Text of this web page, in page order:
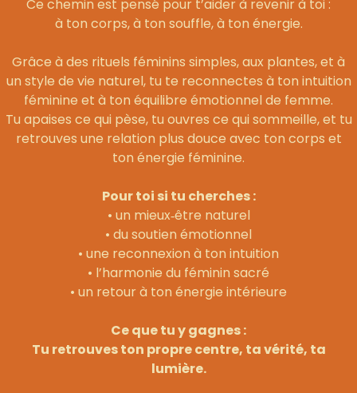
Ce chemin est pensé pour t’aider à revenir à toi :
à ton corps, à ton souffle, à ton énergie.
Grâce à des rituels féminins simples, aux plantes, et à
un style de vie naturel, tu te reconnectes à ton intuition
féminine et à ton équilibre émotionnel de femme.
Tu apaises ce qui pèse, tu ouvres ce qui sommeille, et tu
retrouves une relation plus douce avec ton corps et
ton énergie féminine.
Pour toi si tu cherches :
• un mieux‑être naturel
• du soutien émotionnel
• une reconnexion à ton intuition
• l’harmonie du féminin sacré
• un retour à ton énergie intérieure
Ce que tu y gagnes :
Tu retrouves ton propre centre, ta vérité, ta
lumière.